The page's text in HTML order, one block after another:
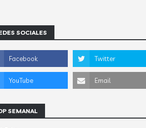
SOCIALES
SEMANAL